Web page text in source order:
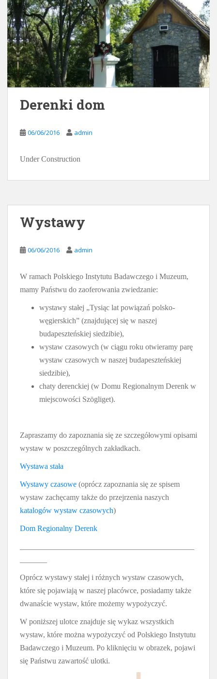
Derenki dom
06/06/2016 admin
Under Construction
Wystawy
06/06/2016 admin
W ramach Polskiego Instytutu Badawczego i Muzeum,
mamy Państwu do zaoferowania zwiedzanie:
wystawy stałej „Tysiąc lat powiązań polsko-
węgierskich” (znajdującej się w naszej
budapeszteńskiej siedzibie),
wystaw czasowych (w ciągu roku otwieramy parę
wystaw czasowych w naszej budapeszteńskiej
siedzibie),
chaty derenckiej (w Domu Regionalnym Derenk w
miejscowości Szögliget).
Zapraszamy do zapoznania się ze szczegółowymi opisami
wystaw w poszczególnych zakładkach.
Wystawa stała
Wystawy czasowe (oprócz zapoznania się ze spisem
wystaw zachęcamy także do przejrzenia naszych
katalogów wystaw czasowych)
Dom Regionalny Derenk
Oprócz wystawy stałej i różnych wystaw czasowych,
które się pojawiają w naszej placówce, posiadamy także
dwanaście wystaw, które możemy wypożyczyć.
W poniższej ulotce znajduje się wykaz wszystkich
wystaw, które można wypożyczyć od Polskiego Instytutu
Badawczego i Muzeum. Po kliknięciu w obrazek, pojawi
się Państwu zawartość ulotki.